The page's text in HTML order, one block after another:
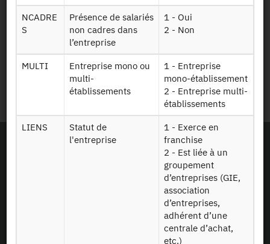
NCADRE
S
Présence de salariés
non cadres dans
l’entreprise
1 - Oui
2 - Non
MULTI
Entreprise mono ou
multi-
établissements
1 - Entreprise
mono-établissement
2 - Entreprise multi-
établissements
LIENS
Statut de
l'entreprise
1 - Exerce en
franchise
2 - Est liée à un
groupement
d’entreprises (GIE,
association
d’entreprises,
adhérent d’une
centrale d’achat,
etc.)
Mentions légales
Protection des données
personnelles
Plan du site